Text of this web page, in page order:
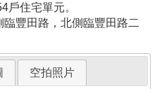
戶住宅單元。
豐田路，北側臨豐田路二
空拍照片